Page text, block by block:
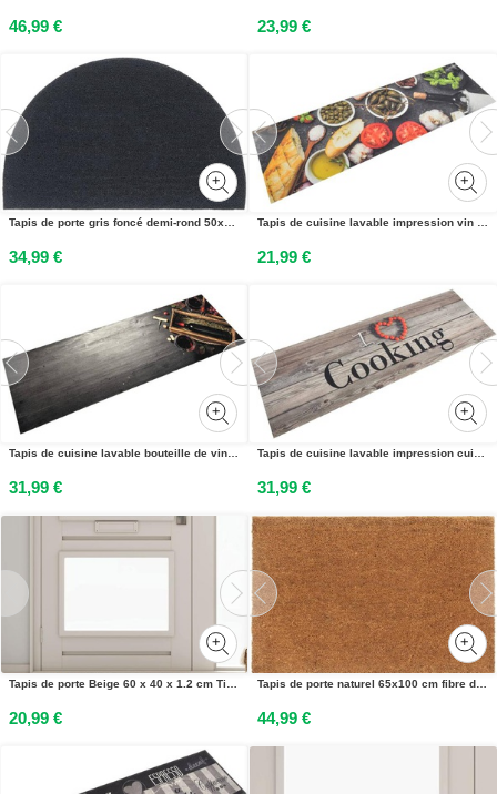
46,99 € 23,99 €
Tapis de porte gris foncé demi-rond 50x80 cm
34,99 €
Tapis de cuisine lavable impression vin dîner 45x150 cm velours
21,99 €
Tapis de cuisine lavable bouteille de vin 45x150 cm velours
31,99 €
Tapis de cuisine lavable impression cuisine gris 60x180 cm
31,99 €
Tapis de porte Beige 60 x 40 x 1.2 cm Tissu en teddy
20,99 €
Tapis de porte naturel 65x100 cm fibre de coco touffeté
44,99 €